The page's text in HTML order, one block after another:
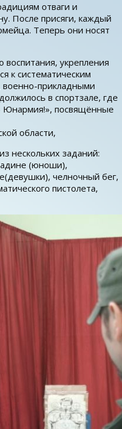
отваги и
После присяги, каждый
Теперь они носят
укрепления
к систематическим
военно-прикладными
в спортзале, где
Юнармия!», посвящённые
области,
нескольких заданий:
(юноши),
челночный бег,
пистолета,